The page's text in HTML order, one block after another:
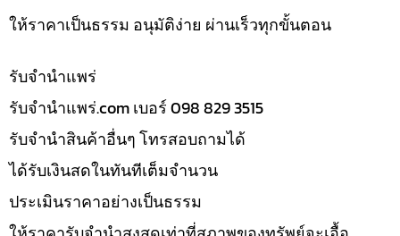
ให้ราคาเป็นธรรม อนุมัติง่าย ผ่านเร็วทุกขั้นตอน
รับจํานำแพร่
รับจํานําแพร่.com เบอร์ 098 829 3515
รับจำนำสินค้าอื่นๆ โทรสอบถามได้
ได้รับเงินสดในทันทีเต็มจำนวน
ประเมินราคาอย่างเป็นธรรม